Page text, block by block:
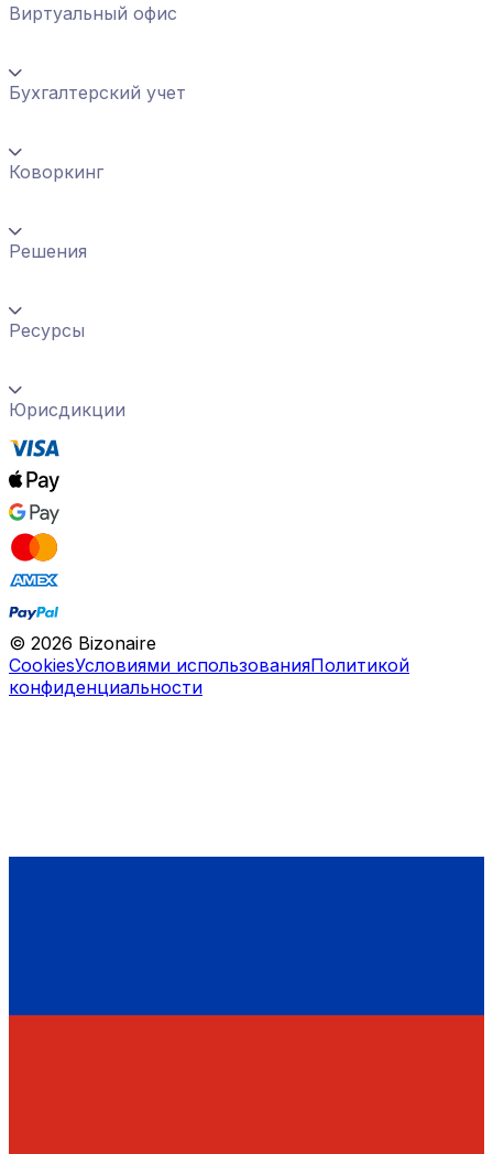
Виртуальный офис
Бухгалтерский учет
Коворкинг
Решения
Ресурсы
Юрисдикции
© 2026 Bizonaire
CookiesУсловиями использованияПолитикой
конфиденциальности